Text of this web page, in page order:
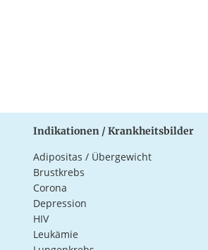
Indikationen / Krankheitsbilder
Adipositas / Übergewicht
Brustkrebs
Corona
Depression
HIV
Leukämie